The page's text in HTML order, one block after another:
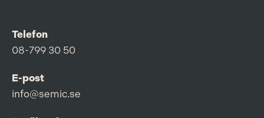
Telefon
08-799 30 50
E-post
info@semic.se